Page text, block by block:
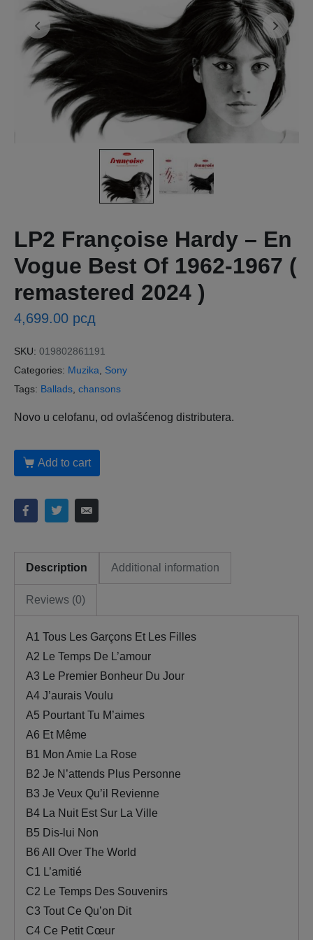
LP2 Françoise Hardy – En
Vogue Best Of 1962-1967 (
remastered 2024 )
4,699.00 рсд
SKU: 019802861191
Categories: Muzika
Sony
Tags: Ballads chansons
Novo u celofanu, od ovlašćenog distributera.
Add to cart
Description Additional information
Reviews (0)
A1 Tous Les Garçons Et Les Filles
A2 Le Temps De L’amour
A3 Le Premier Bonheur Du Jour
A4 J’aurais Voulu
A5 Pourtant Tu M’aimes
A6 Et Même
B1 Mon Amie La Rose
B2 Je N’attends Plus Personne
B3 Je Veux Qu’il Revienne
B4 La Nuit Est Sur La Ville
B5 Dis-lui Non
B6 All Over The World
C1 L’amitié
C2 Le Temps Des Souvenirs
C3 Tout Ce Qu’on Dit
C4 Ce Petit Cœur